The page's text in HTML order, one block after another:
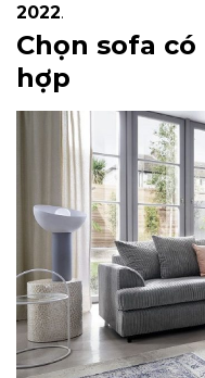
2022.
Chọn sofa
hợp